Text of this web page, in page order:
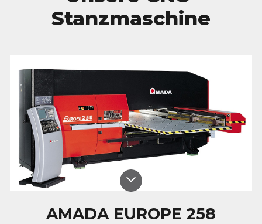
Stanzmaschine
AMADA EUROPE 258